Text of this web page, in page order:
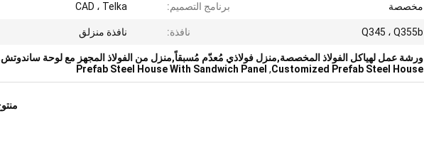
مخصصة برنامج التصميم: CAD ، Telka
Q345 ، Q355b نافذة: نافذة منزلق
ورشة عمل لهياكل الفولاذ المخصصة,منزل فولاذي مُعدّم مُسبقاً,منزل من الفولاذ المجهز مع لوحة ساندوتش
Customized Prefab Steel House
,
Prefab Steel House With Sandwich Panel